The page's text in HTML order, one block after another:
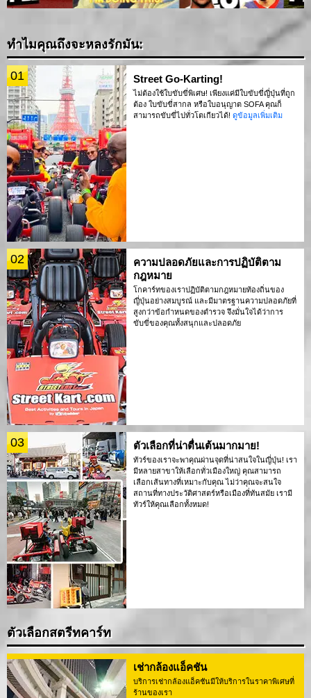
ทำไมคุณถึงจะหลงรักมัน:
01 Street Go-Karting!
ไม่ต้องใช้ใบขับขี่พิเศษ! เพียงแค่มีใบขับขี่ญี่ปุ่นที่ถูก
ต้อง ใบขับขี่สากล หรือใบอนุญาต SOFA คุณก็
สามารถขับขี่ไปทั่วโตเกียวได้! ดูข้อมูลเพิ่มเติม
02
ความปลอดภัยและการปฏิบัติตาม
กฎหมาย
โกคาร์ทของเราปฏิบัติตามกฎหมายท้องถิ่นของ
ญี่ปุ่นอย่างสมบูรณ์ และมีมาตรฐานความปลอดภัยที่
สูงกว่าข้อกำหนดของตำรวจ จึงมั่นใจได้ว่าการ
ขับขี่ของคุณทั้งสนุกและปลอดภัย
03 ตัวเลือกที่น่าตื่นเต้นมากมาย!
ทัวร์ของเราจะพาคุณผ่านจุดที่น่าสนใจในญี่ปุ่น! เรา
มีหลายสาขาให้เลือกทั่วเมืองใหญ่ คุณสามารถ
เลือกเส้นทางที่เหมาะกับคุณ ไม่ว่าคุณจะสนใจ
สถานที่ทางประวัติศาสตร์หรือเมืองที่ทันสมัย เรามี
ทัวร์ให้คุณเลือกทั้งหมด!
ตัวเลือกสตรีทคาร์ท
เช่ากล้องแอ็คชัน
บริการเช่ากล้องแอ็คชันมีให้บริการในราคาพิเศษที่
ร้านของเรา